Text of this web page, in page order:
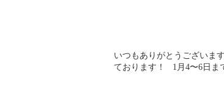
いつもありがとうございま
ております！ 1月4〜6日ま